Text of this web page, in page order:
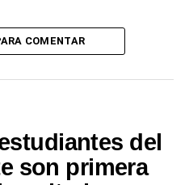
REALIZACIONES
TACUAREMBÓ
COMENTAR
del
son primera